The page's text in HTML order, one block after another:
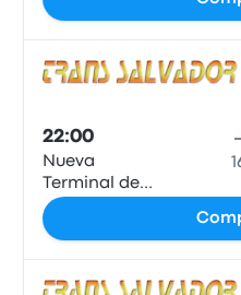
Oruro-Este
22:00
Nueva
Terminal de
Ómnibuses de
Oruro-Este